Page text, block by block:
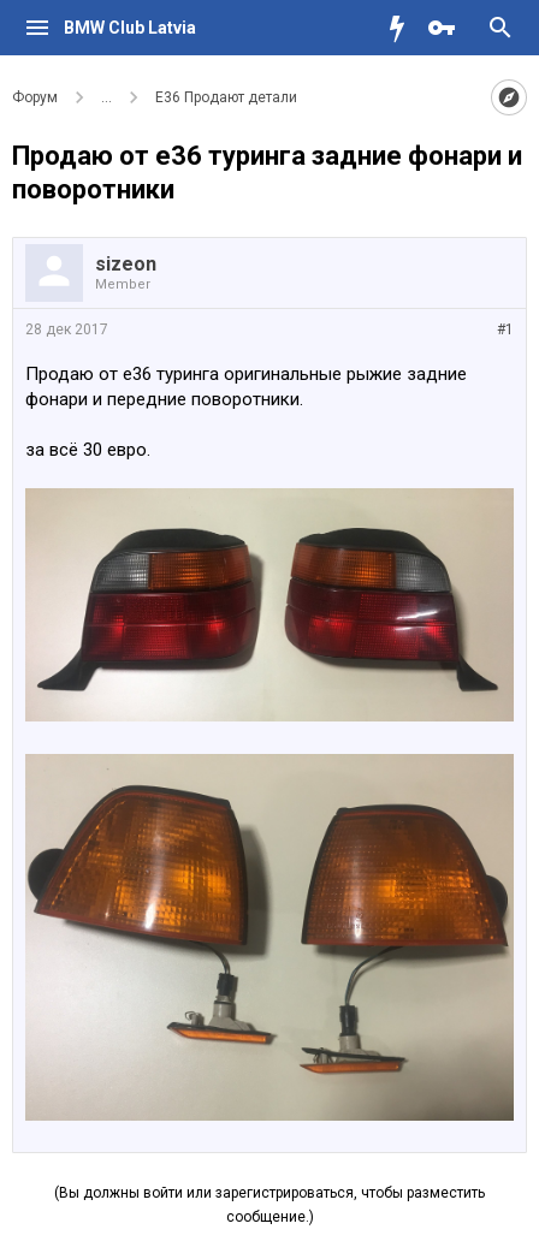
BMW Club Latvia
Форум ... Е36 Продают детали
Продаю от е36 туринга задние фонари и
поворотники
sizeon
Member
#1
28 дек 2017
Продаю от е36 туринга оригинальные рыжие задние
фонари и передние поворотники.
за всё 30 евро.
(Вы должны войти или зарегистрироваться, чтобы разместить
сообщение.)